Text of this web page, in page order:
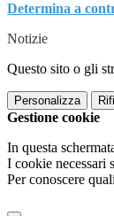
Determina a
Notizie
Questo sito o gli
Personalizza
Gestione cookie
In questa
I cookie necessari
Per conoscere